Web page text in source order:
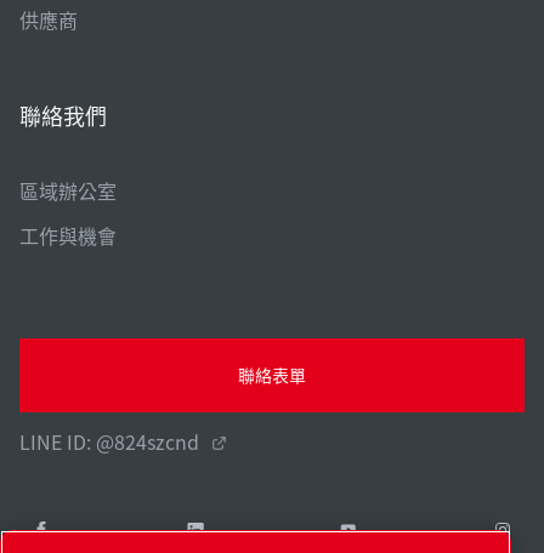
供應商
聯絡我們
區域辦公室
工作與機會
聯絡表單
LINE ID: @824szcnd